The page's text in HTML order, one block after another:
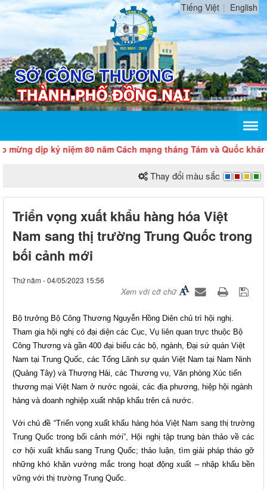
Tiếng Việt English
kỷ niệm 80 năm Cách mạng tháng Tám và Quốc khánh 2/9
Thay đổi màu sắc
Triển vọng xuất khẩu hàng hóa Việt
Nam sang thị trường Trung Quốc trong
bối cảnh mới
Thứ năm - 04/05/2023 15:56
Xem với cỡ chữ
Bộ trưởng Bộ Công Thương Nguyễn Hồng Diên chủ trì hội nghị.
Tham gia hội nghị có đại diện các Cục, Vụ liên quan trực thuộc Bộ
Công Thương và gần 400 đại biểu các bộ, ngành, Đại sứ quán Việt
Nam tại Trung Quốc, các Tổng Lãnh sự quán Việt Nam tại Nam Ninh
(Quảng Tây) và Thượng Hải, các Thương vụ, Văn phòng Xúc tiến
thương mại Việt Nam ở nước ngoài, các địa phương, hiệp hội ngành
hàng và doanh nghiệp xuất nhập khẩu trên cả nước.
Với chủ đề “Triển vọng xuất khẩu hàng hóa Việt Nam sang thị trường
Trung Quốc trong bối cảnh mới”, Hội nghị tập trung bàn thảo về các
cơ hội xuất khẩu sang Trung Quốc; thảo luận, tìm giải pháp tháo gỡ
những khó khăn vướng mắc trong hoạt động xuất – nhập khẩu bền
vững với thị trường Trung Quốc.